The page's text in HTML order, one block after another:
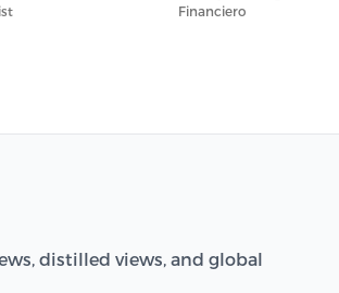
Financiero
distilled views, and global